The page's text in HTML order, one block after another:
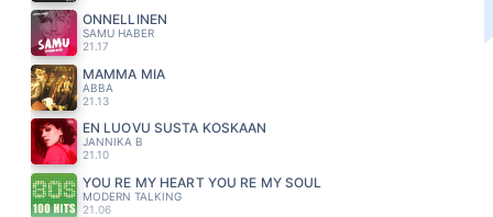
ONNELLINEN
SAMU HABER
21.17
MAMMA MIA
ABBA
21.13
EN LUOVU SUSTA KOSKAAN
JANNIKA B
21.10
YOU RE MY HEART YOU RE MY SOUL
MODERN TALKING
21.06